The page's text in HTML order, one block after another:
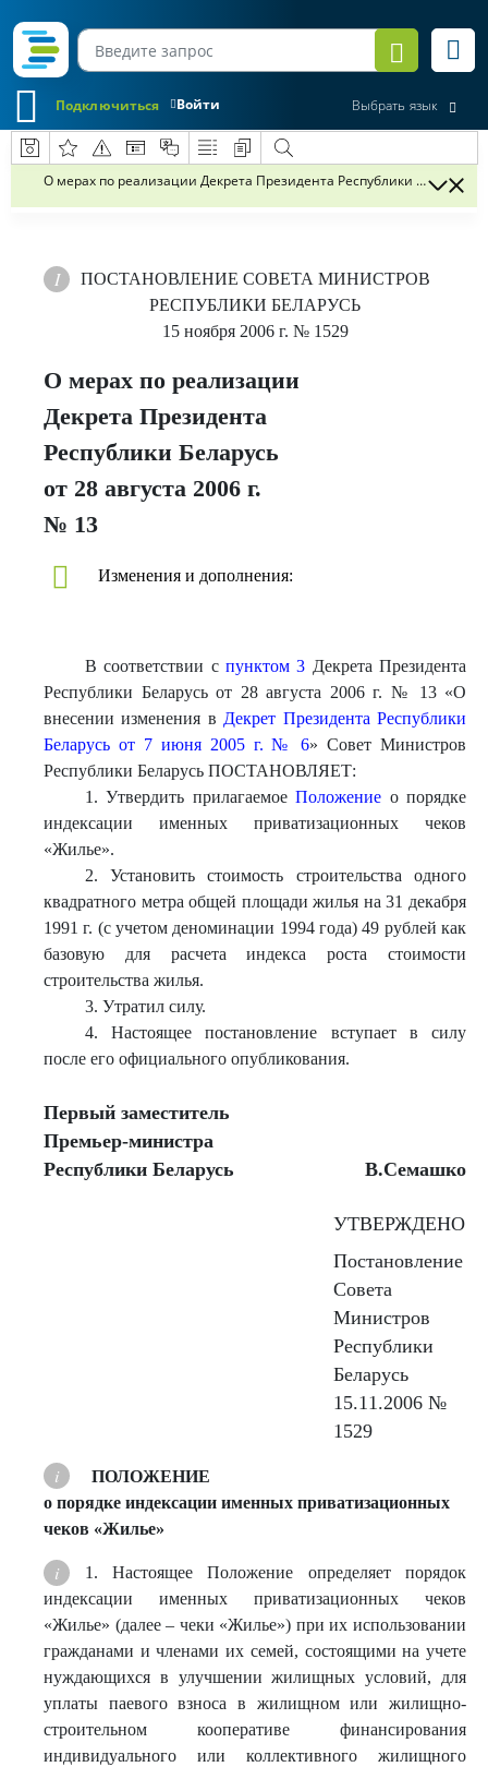
Войти
Подключиться Выбрать язык
О мерах по реализации Декрета Президента Республики Беларусь
ПОСТАНОВЛЕНИЕ СОВЕТА МИНИСТРОВ
РЕСПУБЛИКИ БЕЛАРУСЬ
15 ноября 2006 г. № 1529
О мерах по реализации
Декрета Президента
Республики Беларусь
от 28 августа 2006 г.
№ 13
Изменения и дополнения:
В соответствии с пунктом 3 Декрета Президента
Республики Беларусь от 28 августа 2006 г. № 13 «О
внесении изменения в Декрет Президента Республики
Беларусь от 7 июня 2005 г. № 6» Совет Министров
Республики Беларусь ПОСТАНОВЛЯЕТ:
1. Утвердить прилагаемоеПоложение о порядке
индексации именных приватизационных чеков
«Жилье».
2. Установить стоимость строительства одного
квадратного метра общей площади жилья на 31 декабря
1991 г. (с учетом деноминации 1994 года) 49 рублей как
базовую для расчета индекса роста стоимости
строительства жилья.
3. Утратил силу.
4. Настоящее постановление вступает в силу
после его официального опубликования.
Первый заместитель
Премьер-министра
Республики Беларусь
В.Семашко
УТВЕРЖДЕНО
Постановление
Совета
Министров
Республики
Беларусь
15.11.2006 №
1529
ПОЛОЖЕНИЕ
о порядке индексации именных приватизационных
чеков «Жилье»
1. Настоящее Положение определяет порядок
индексации именных приватизационных чеков
«Жилье» (далее – чеки «Жилье») при их использовании
гражданами и членами их семей, состоящими на учете
нуждающихся в улучшении жилищных условий, для
уплаты паевого взноса в жилищном или жилищно-
строительном кооперативе финансирования
индивидуального или коллективного жилищного